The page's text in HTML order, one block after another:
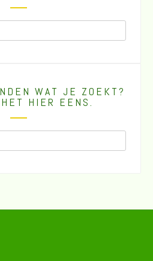
WAT JE ZOEKT?
HIER EENS.